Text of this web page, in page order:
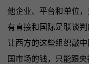
他企业、平台和单位
有直接和国际足联谈
让西方的这些组织敲
国市场的钱，只能跟